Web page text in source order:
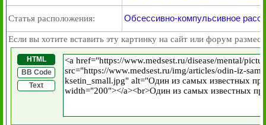
Статья расположения: Обсессивно-компульсивное
Если вы хотите вставить эту картинку на сайт или форум
HTML
BB Code
Text